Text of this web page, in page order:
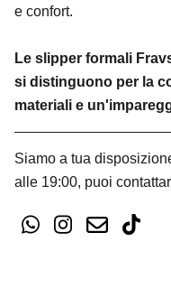
e confort.
Le slipper formali
si distinguono per la
materiali e
Siamo a tua
alle 19:00, puoi